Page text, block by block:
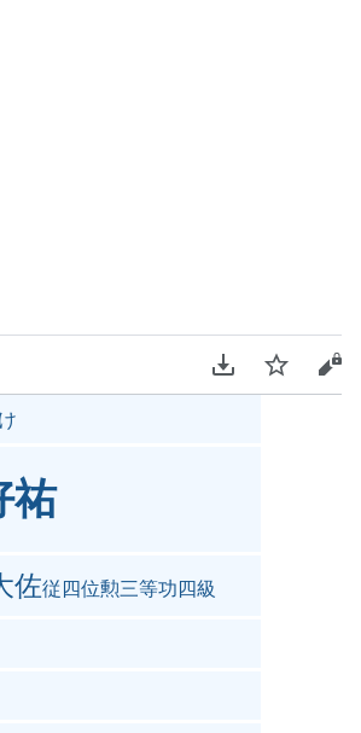
PDFをダウンロ
ウォッチソ
祐󠄀
佐従四位勲三等功四級